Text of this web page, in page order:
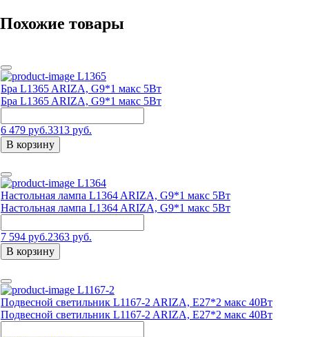
Похожие товары
L1365
Бра L1365 ARIZA, G9*1 макс 5Вт
Бра L1365 ARIZA, G9*1 макс 5Вт
6 479 руб.3313 руб.
В корзину
L1364
Настольная лампа L1364 ARIZA, G9*1 макс 5Вт
Настольная лампа L1364 ARIZA, G9*1 макс 5Вт
7 594 руб.2363 руб.
В корзину
L1167-2
Подвесной светильник L1167-2 ARIZA, Е27*2 макс 40Вт
Подвесной светильник L1167-2 ARIZA, Е27*2 макс 40Вт